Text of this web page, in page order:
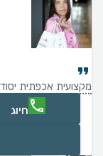
מקצועית אכפתית
חיוג